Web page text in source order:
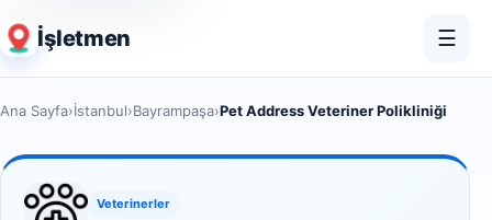
İşletmen ☰
Ana Sayfa›İstanbul›Bayrampaşa›Pet Address Veteriner Polikliniği
Veterinerler